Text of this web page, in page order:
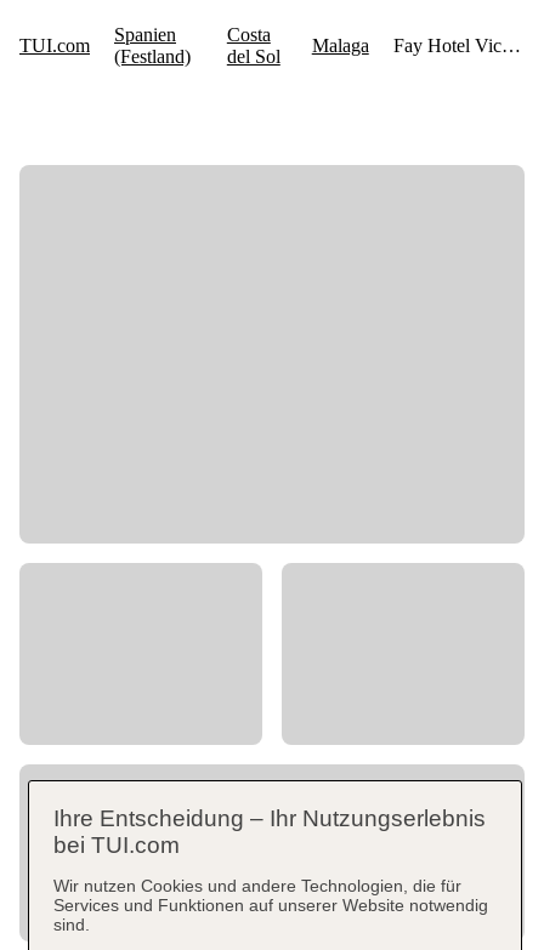
Ihre Entscheidung – Ihr Nutzungserlebnis
bei TUI.com
Wir nutzen Cookies und andere Technologien, die für
Services und Funktionen auf unserer Website notwendig
sind.